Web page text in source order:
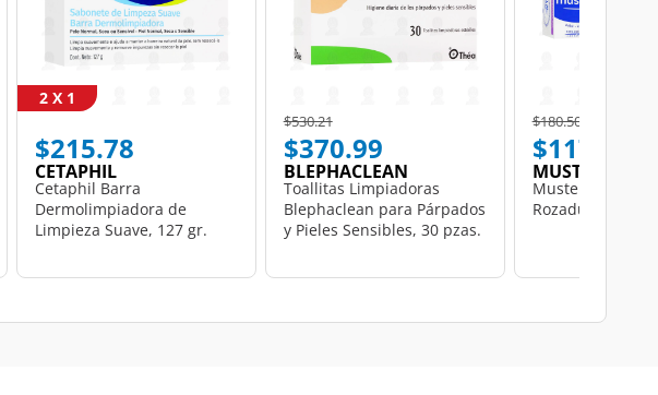
$215.78
CETAPHIL
Cetaphil Barra
Dermolimpiadora de
Limpieza Suave, 127 gr.
2 X 1
Price reduced from
$530.21to
$370.99
BLEPHACLEAN
Toallitas Limpiadoras
Blephaclean para Párpados
y Pieles Sensibles, 30 pzas.
Price reduced from
$180.50
$117.00
MUSTELA
Mustela Crema
Rozaduras, 108